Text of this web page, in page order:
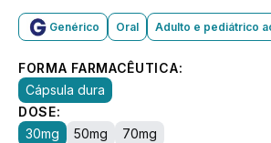
Genérico Oral Adulto e pediátrico
FORMA FARMACÊUTICA:
Cápsula dura
DOSE:
30mg
50mg
70mg